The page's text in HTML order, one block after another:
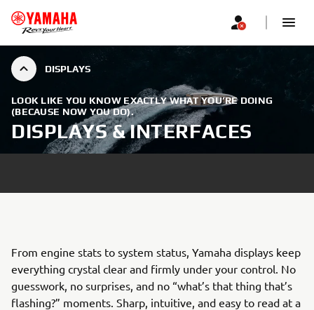
DISPLAYS
LOOK LIKE YOU KNOW EXACTLY WHAT YOU’RE DOING
(BECAUSE NOW YOU DO).
DISPLAYS & INTERFACES
From engine stats to system status, Yamaha displays keep
everything crystal clear and firmly under your control. No
guesswork, no surprises, and no “what’s that thing that’s
flashing?” moments. Sharp, intuitive, and easy to read at a